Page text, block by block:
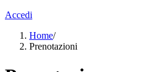
Accedi
Home/
Prenotazioni